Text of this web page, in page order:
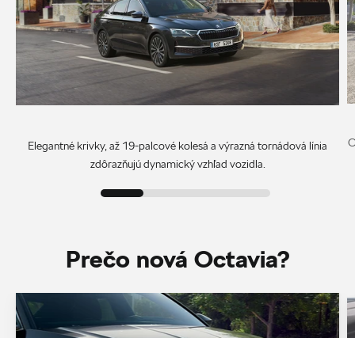
Elegantné krivky, až 19-palcové kolesá a výrazná tornádová línia
zdôrazňujú dynamický vzhľad vozidla.
Prečo nová Octavia?